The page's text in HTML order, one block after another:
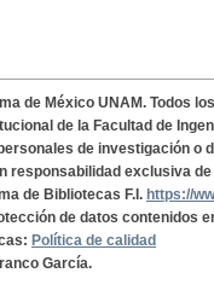
de México UNAM. Todos
de la Facultad de
de investigación o
responsabilidad exclusiva
de Bibliotecas F.I. https://
de datos contenidos
Política de calidad
García.